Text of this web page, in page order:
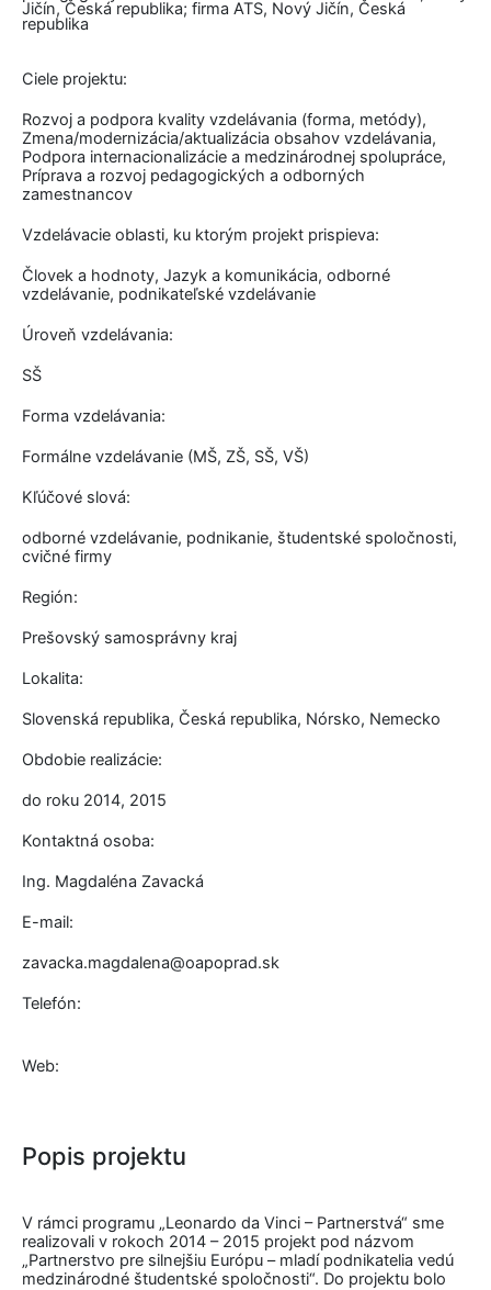
Jičín, Česká republika; firma ATS, Nový Jičín, Česká
republika
Ciele projektu:
Rozvoj a podpora kvality vzdelávania (forma, metódy),
Zmena/modernizácia/aktualizácia obsahov vzdelávania,
Podpora internacionalizácie a medzinárodnej spolupráce,
Príprava a rozvoj pedagogických a odborných
zamestnancov
Vzdelávacie oblasti, ku ktorým projekt prispieva:
Človek a hodnoty, Jazyk a komunikácia, odborné
vzdelávanie, podnikateľské vzdelávanie
Úroveň vzdelávania:
SŠ
Forma vzdelávania:
Formálne vzdelávanie (MŠ, ZŠ, SŠ, VŠ)
Kľúčové slová:
odborné vzdelávanie, podnikanie, študentské spoločnosti,
cvičné firmy
Región:
Prešovský samosprávny kraj
Lokalita:
Slovenská republika, Česká republika, Nórsko, Nemecko
Obdobie realizácie:
do roku 2014, 2015
Kontaktná osoba:
Ing. Magdaléna Zavacká
E-mail:
zavacka.magdalena@oapoprad.sk
Telefón:
Web:
Popis projektu
V rámci programu „Leonardo da Vinci – Partnerstvá“ sme
realizovali v rokoch 2014 – 2015 projekt pod názvom
„Partnerstvo pre silnejšiu Európu – mladí podnikatelia vedú
medzinárodné študentské spoločnosti“. Do projektu bolo